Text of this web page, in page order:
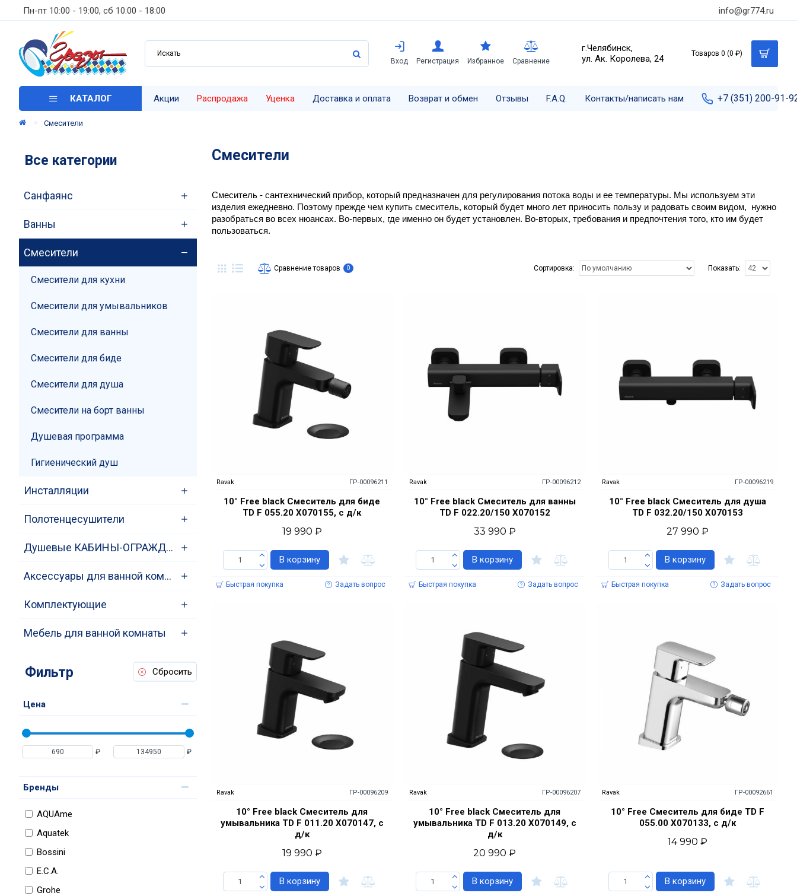
Пн-пт 10:00 - 19:00, сб 10:00 - 18:00 info@gr774.ru
Вход Регистрация Избранное Сравнение
г.Челябинск,
ул. Ак. Королева, 24
Товаров 0 (0 ₽)
КАТАЛОГ Акции Распродажа Уценка Доставка и оплата Возврат и обмен Отзывы F.A.Q. Контакты/написать нам +7 (351) 200-91-
Смесители
Все категории
Санфаянс
Ванны
Смесители
Смесители для кухни
Смесители для умывальников
Смесители для ванны
Смесители для биде
Смесители для душа
Смесители на борт ванны
Душевая программа
Гигиенический душ
Инсталляции
Полотенцесушители
Душевые КАБИНЫ-ОГРАЖДЕНИЯ-ПОДДОНЫ
Аксессуары для ванной комнаты
Комплектующие
Мебель для ванной комнаты
Фильтр Сбросить
Цена
₽ ₽
Бренды
AQUAme
Aquatek
Bossini
E.C.A.
Grohe
Смесители
Смеситель - сантехнический прибор, который предназначен для регулирования потока воды и ее температуры. Мы используем эти
изделия ежедневно. Поэтому прежде чем купить смеситель, который будет много лет приносить пользу и радовать своим видом,  нужно
разобраться во всех нюансах. Во-первых, где именно он будет установлен. Во-вторых, требования и предпочтения того, кто им будет
пользоваться.
Сравнение товаров 0 Сортировка: Показать:
Ravak ГР-00096211
10° Free black Смеситель для биде
TD F 055.20 X070155, с д/к
19 990 ₽
В корзину
Быстрая покупка Задать вопрос
Ravak ГР-00096212
10° Free black Смеситель для ванны
TD F 022.20/150 X070152
33 990 ₽
В корзину
Быстрая покупка Задать вопрос
Ravak ГР-00096219
10° Free black Смеситель для душа
TD F 032.20/150 X070153
27 990 ₽
В корзину
Быстрая покупка Задать вопрос
Ravak ГР-00096209
10° Free black Смеситель для
умывальника TD F 011.20 X070147, с
д/к
19 990 ₽
В корзину
Ravak ГР-00096207
10° Free black Смеситель для
умывальника TD F 013.20 X070149, с
д/к
20 990 ₽
В корзину
Ravak ГР-00092661
10° Free Смеситель для биде TD F
055.00 X070133, с д/к
14 990 ₽
В корзину